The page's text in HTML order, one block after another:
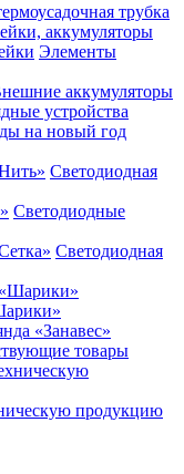
трубка
аккумуляторы
Элементы
аккумуляторы
устройства
на новый год
Светодиодная
Светодиодные
Светодиодная
«Занавес»
товары
продукцию